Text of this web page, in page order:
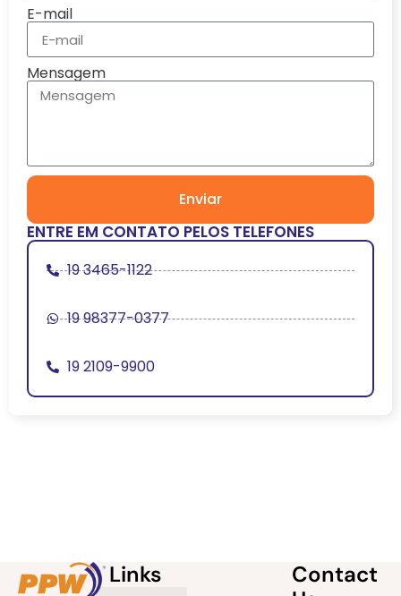
E-mail
Mensagem
Enviar
ENTRE EM CONTATO PELOS TELEFONES
19 3465-1122
19 98377-0377
19 2109-9900
Links
Contact